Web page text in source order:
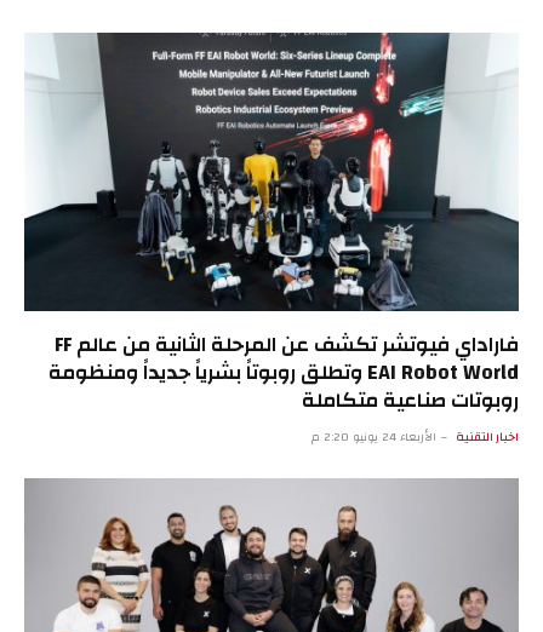
فاراداي فيوتشر تكشف عن المرحلة الثانية من عالم FF
EAI Robot World وتطلق روبوتاً بشرياً جديداً ومنظومة
روبوتات صناعية متكاملة
اخبار التقنية الأربعاء 24 يونيو 2:20 م